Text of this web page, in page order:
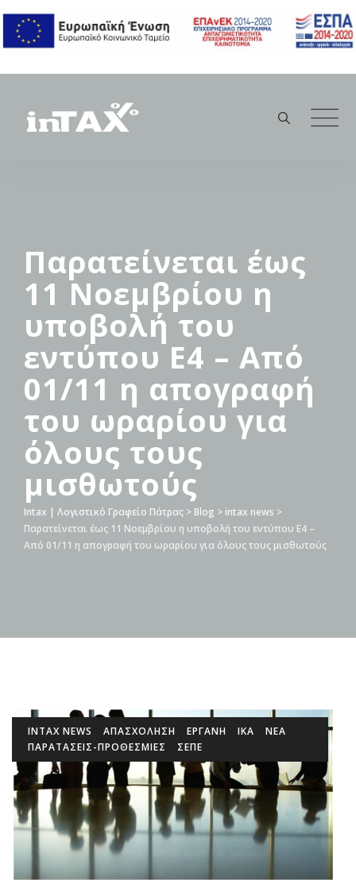
content
Παρατείνεται έως
11 Νοεμβρίου η
υποβολή του
εντύπου Ε4 – Από
01/11 η απογραφή
του ωραρίου για
όλους τους
μισθωτούς
Intax | Λογιστικό Γραφείο Πάτρας > Blog > intax news >
Παρατείνεται έως 11 Νοεμβρίου η υποβολή του εντύπου Ε4 –
Από 01/11 η απογραφή του ωραρίου για όλους τους μισθωτούς
INTAX NEWS ΑΠΑΣΧΟΛΗΣΗ ΕΡΓΑΝΗ ΙΚΑ
ΝΕΑ
ΠΑΡΑΤΑΣΕΙΣ-ΠΡΟΘΕΣΜΙΕΣ
ΣΕΠΕ